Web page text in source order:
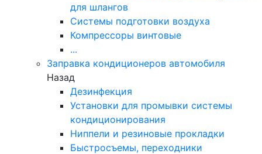
для шлангов
Системы подготовки воздуха
Компрессоры винтовые
...
Заправка кондиционеров автомобиля
Назад
Дезинфекция
Установки для промывки системы
кондиционирования
Ниппели и резиновые прокладки
Быстросъемы, переходники